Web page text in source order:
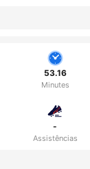
53.16
Minutes
-
Assistências